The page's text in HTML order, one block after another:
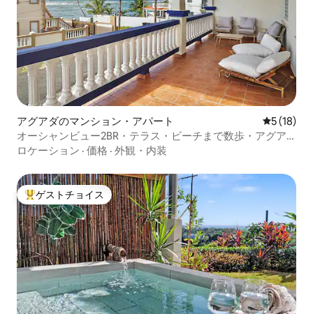
アグアダのマンション・アパート レビュー
5 (18)
オーシャンビュー2BR・テラス・ビーチまで数歩・アグア
ダ
ロケーション · 価格 · 外観・内装
大好評のゲストチョイスです。
ゲストチョイス